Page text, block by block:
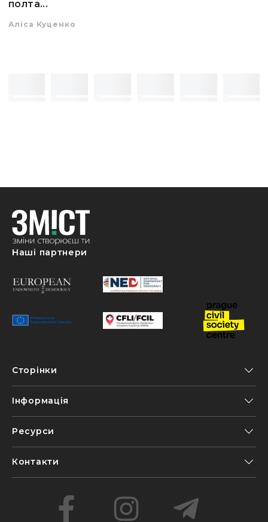
полта...
Аліса Куценко
Наші партнери
Сторінки
Інформація
Ресурси
Контакти